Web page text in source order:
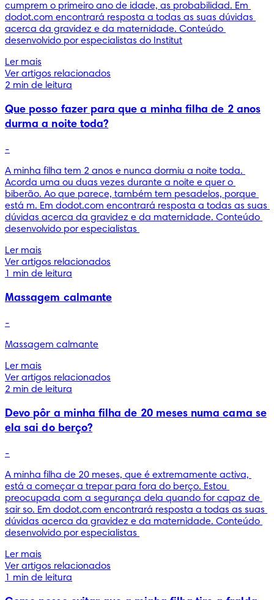
cumprem o primeiro ano de idade, as probabilidad. Em
dodot.com encontrará resposta a todas as suas dúvidas
acerca da gravidez e da maternidade. Conteúdo
desenvolvido por especialistas do Institut
Ler mais
Ver artigos relacionados
2 min de leitura
Que posso fazer para que a minha filha de 2 anos
durma a noite toda?
-
A minha filha tem 2 anos e nunca dormiu a noite toda.
Acorda uma ou duas vezes durante a noite e quer o
biberão. Ao que parece, também tem pesadelos, porque
está m. Em dodot.com encontrará resposta a todas as suas
dúvidas acerca da gravidez e da maternidade. Conteúdo
desenvolvido por especialistas
Ler mais
Ver artigos relacionados
1 min de leitura
Massagem calmante
-
Ler mais
Ver artigos relacionados
2 min de leitura
Devo pôr a minha filha de 20 meses numa cama se
ela sai do berço?
-
A minha filha de 20 meses, que é extremamente activa,
está a começar a trepar para fora do berço. Estou
preocupada com a segurança dela quando for capaz de
sair so. Em dodot.com encontrará resposta a todas as suas
dúvidas acerca da gravidez e da maternidade. Conteúdo
desenvolvido por especialistas
Ler mais
Ver artigos relacionados
1 min de leitura